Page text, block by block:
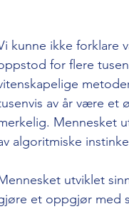
kunne ikke forklare
for flere
av år være et
Mennesket
algoritmiske
utviklet
et oppgjør med